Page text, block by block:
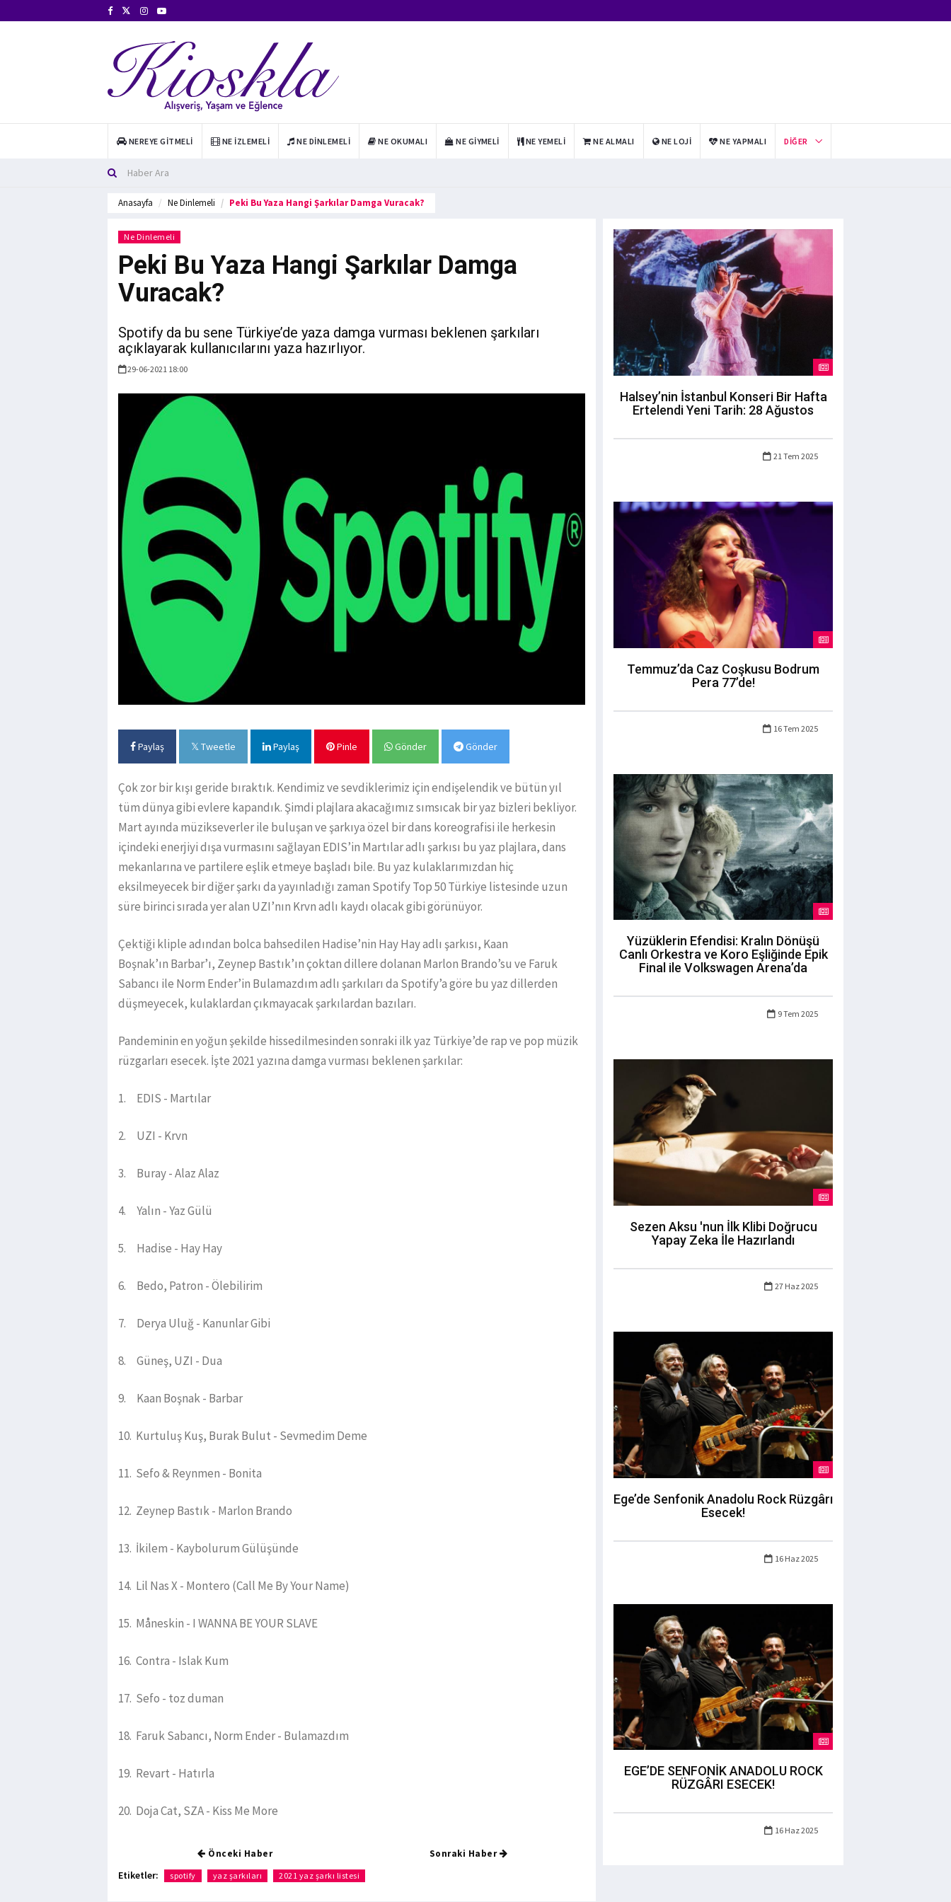
NEREYE GITMELI NE İZLEMELI NE DINLEMELI NE OKUMALI NE GIYMELI NE YEMELI NE ALMALI NE LOJI NE YAPMALI DIĞER
Anasayfa Ne Dinlemeli Peki Bu Yaza Hangi Şarkılar Damga Vuracak?
Ne Dinlemeli
Peki Bu Yaza Hangi Şarkılar Damga
Vuracak?
Spotify da bu sene Türkiye’de yaza damga vurması beklenen şarkıları
açıklayarak kullanıcılarını yaza hazırlıyor.
29-06-2021 18:00
Paylaş Tweetle Paylaş Pinle Gönder Gönder
Çok zor bir kışı geride bıraktık. Kendimiz ve sevdiklerimiz için endişelendik ve bütün yıl
tüm dünya gibi evlere kapandık. Şimdi plajlara akacağımız sımsıcak bir yaz bizleri bekliyor.
Mart ayında müzikseverler ile buluşan ve şarkıya özel bir dans koreografisi ile herkesin
içindeki enerjiyi dışa vurmasını sağlayan EDIS’in Martılar adlı şarkısı bu yaz plajlara, dans
mekanlarına ve partilere eşlik etmeye başladı bile. Bu yaz kulaklarımızdan hiç
eksilmeyecek bir diğer şarkı da yayınladığı zaman Spotify Top 50 Türkiye listesinde uzun
süre birinci sırada yer alan UZI’nın Krvn adlı kaydı olacak gibi görünüyor.
Çektiği kliple adından bolca bahsedilen Hadise’nin Hay Hay adlı şarkısı, Kaan
Boşnak’ın Barbar’ı, Zeynep Bastık’ın çoktan dillere dolanan Marlon Brando’su ve Faruk
Sabancı ile Norm Ender’in Bulamazdım adlı şarkıları da Spotify’a göre bu yaz dillerden
düşmeyecek, kulaklardan çıkmayacak şarkılardan bazıları.
Pandeminin en yoğun şekilde hissedilmesinden sonraki ilk yaz Türkiye’de rap ve pop müzik
rüzgarları esecek. İşte 2021 yazına damga vurması beklenen şarkılar:
1. EDIS - Martılar
2. UZI - Krvn
3. Buray - Alaz Alaz
4. Yalın - Yaz Gülü
5. Hadise - Hay Hay
6. Bedo, Patron - Ölebilirim
7. Derya Uluğ - Kanunlar Gibi
8. Güneş, UZI - Dua
9. Kaan Boşnak - Barbar
10. Kurtuluş Kuş, Burak Bulut - Sevmedim Deme
11. Sefo & Reynmen - Bonita
12. Zeynep Bastık - Marlon Brando
13. İkilem - Kaybolurum Gülüşünde
14. Lil Nas X - Montero (Call Me By Your Name)
15. Måneskin - I WANNA BE YOUR SLAVE
16. Contra - Islak Kum
17. Sefo - toz duman
18. Faruk Sabancı, Norm Ender - Bulamazdım
19. Revart - Hatırla
20. Doja Cat, SZA - Kiss Me More
Önceki Haber Sonraki Haber
Etiketler: spotify yaz şarkıları 2021 yaz şarkı listesi
Halsey’nin İstanbul Konseri Bir Hafta
Ertelendi Yeni Tarih: 28 Ağustos
21 Tem 2025
Temmuz’da Caz Coşkusu Bodrum
Pera 77’de!
16 Tem 2025
Yüzüklerin Efendisi: Kralın Dönüşü
Canlı Orkestra ve Koro Eşliğinde Epik
Final ile Volkswagen Arena’da
9 Tem 2025
Sezen Aksu 'nun İlk Klibi Doğrucu
Yapay Zeka İle Hazırlandı
27 Haz 2025
Ege’de Senfonik Anadolu Rock Rüzgârı
Esecek!
16 Haz 2025
EGE’DE SENFONİK ANADOLU ROCK
RÜZGÂRI ESECEK!
16 Haz 2025